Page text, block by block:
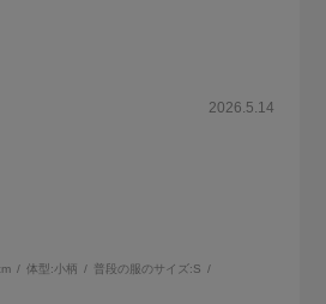
2026.5.14
体型:小柄 普段の服のサイズ:S